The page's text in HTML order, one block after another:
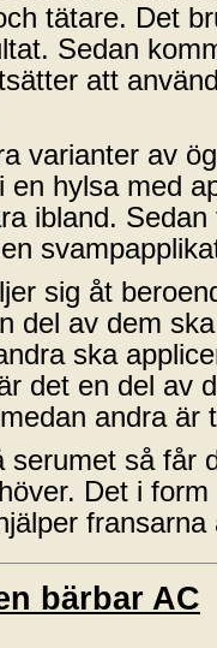
tätare. Det
Sedan
att
varianter av
en hylsa med
ibland.
sig åt
del av dem
ska
det en del av
andra är
serumet så får
Det i
bärbar AC